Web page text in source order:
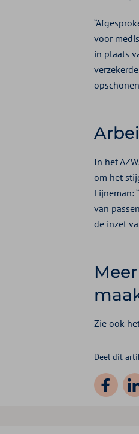
voor
in plaats
In het
om het
Fijneman:
van
de inzet
Zie ook
Deel dit